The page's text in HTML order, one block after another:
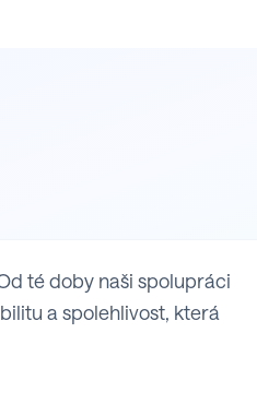
té doby naši spolupráci
a spolehlivost, která